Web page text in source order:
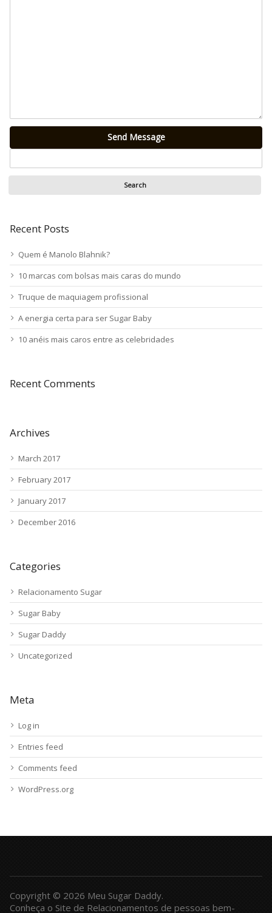
Send Message
Recent Posts
Quem é Manolo Blahnik?
10 marcas com bolsas mais caras do mundo
Truque de maquiagem profissional
A energia certa para ser Sugar Baby
10 anéis mais caros entre as celebridades
Recent Comments
Archives
March 2017
February 2017
January 2017
December 2016
Categories
Relacionamento Sugar
Sugar Baby
Sugar Daddy
Uncategorized
Meta
Log in
Entries feed
Comments feed
WordPress.org
Copyright © 2026 Meu Sugar Daddy.
Conheça o Site de Relacionamentos de pessoas bem-